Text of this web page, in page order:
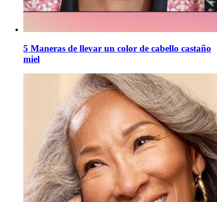
5 Maneras de llevar un color de cabello castaño
miel